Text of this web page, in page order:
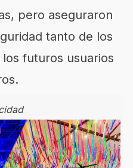
pero aseguraron
tanto de los
futuros usuarios